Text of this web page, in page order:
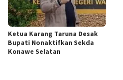
Ketua ‎Karang Taruna Desak
Bupati Nonaktifkan Sekda
Konawe Selatan